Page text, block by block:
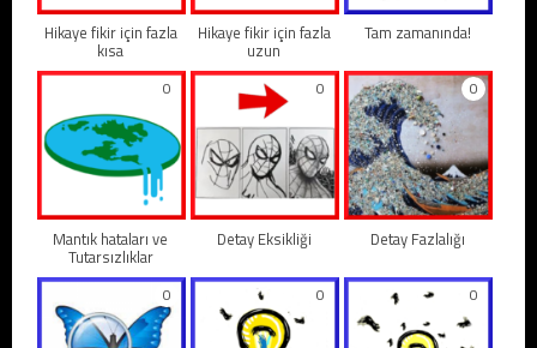
Hikaye fikir için fazla
kısa
Hikaye fikir için fazla
uzun
Tam zamanında!
0
Mantık hataları ve
Tutarsızlıklar
0
Detay Eksikliği
0
Detay Fazlalığı
0 0 0